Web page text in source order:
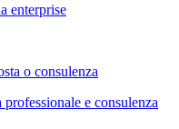
enterprise
o consulenza
e consulenza